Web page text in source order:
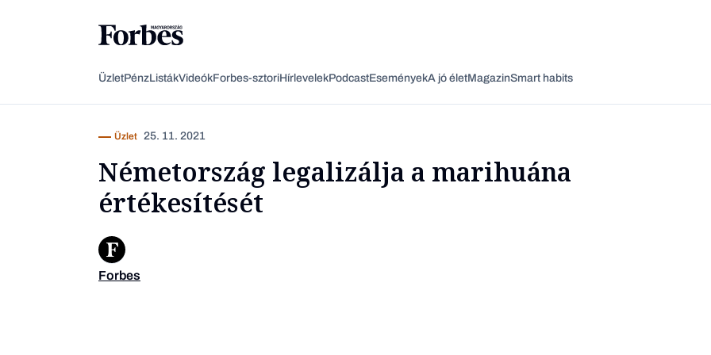
ÜzletPénzListákVideókForbes-sztoriHírlevelekPodcastEseményekA jó életMagazinSmart habits
Üzlet 25. 11. 2021
Németország legalizálja a marihuána
értékesítését
Forbes